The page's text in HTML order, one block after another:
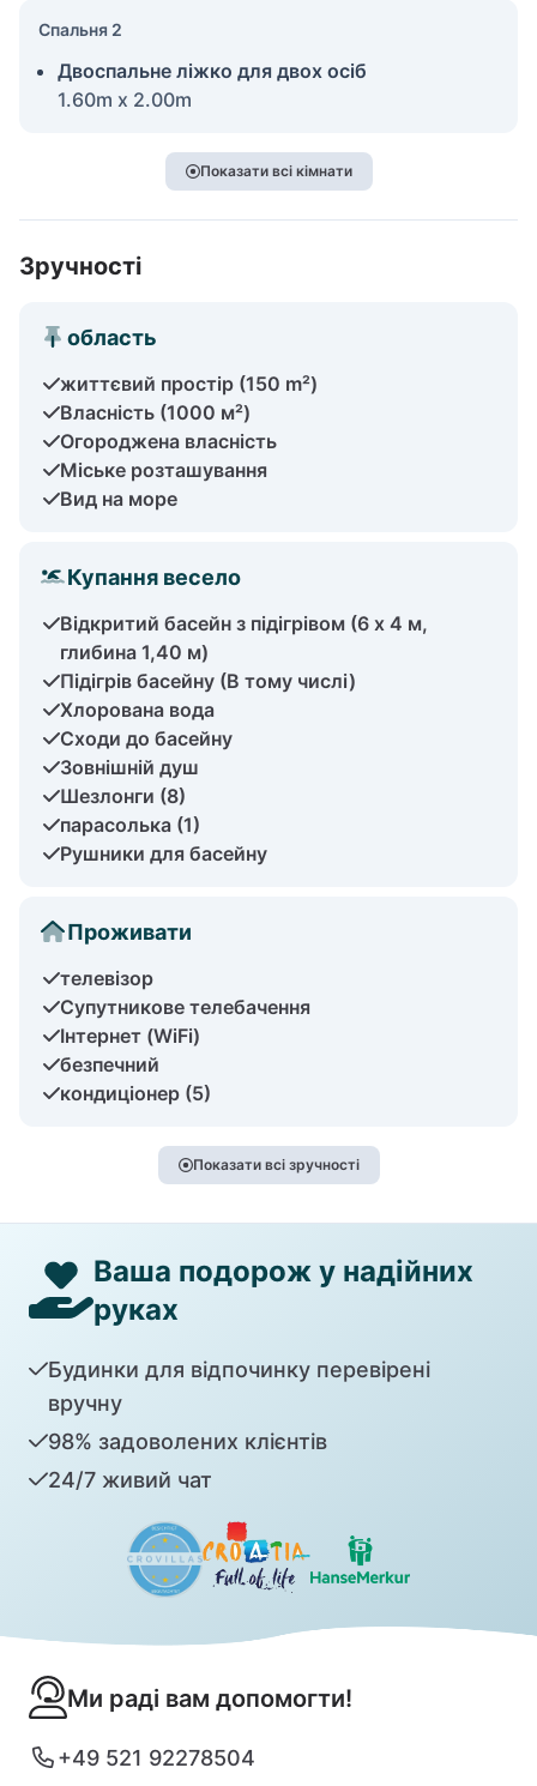
Спальня 2
Двоспальне ліжко для двох осіб
1.60m x 2.00m
Показати всі кімнати
Зручності
область
життєвий простір (150 m²)
Власність (1000 м²)
Огороджена власність
Міське розташування
Вид на море
Купання весело
Відкритий басейн з підігрівом (6 х 4 м,
глибина 1,40 м)
Підігрів басейну (В тому числі)
Хлорована вода
Сходи до басейну
Зовнішній душ
Шезлонги (8)
парасолька (1)
Рушники для басейну
Проживати
телевізор
Супутникове телебачення
Інтернет (WiFi)
безпечний
кондиціонер (5)
Показати всі зручності
Ваша подорож у надійних
руках
Будинки для відпочинку перевірені
вручну
98% задоволених клієнтів
24/7 живий чат
Ми раді вам допомогти!
+49 521 92278504